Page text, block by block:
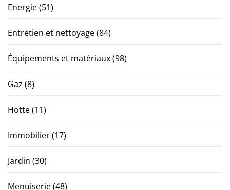
Energie(51)
Entretien et nettoyage(84)
Équipements et matériaux(98)
Gaz (8)
Hotte(11)
Immobilier(17)
Jardin (30)
Menuiserie(48)